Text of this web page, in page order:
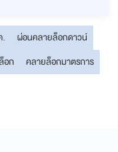
.
ผ่อนคลายล็อกดาวน์
อก
คลายล็อกมาตรการ